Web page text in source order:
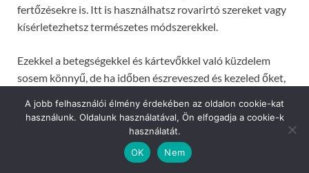
fertőzésekre is. Itt is használhatsz rovarirtó szereket vagy
kísérletezhetsz természetes módszerekkel.
Ezekkel a betegségekkel és kártevőkkel való küzdelem
sosem könnyű, de ha időben észreveszed és kezeled őket,
csodálatos virágaival!
A jobb felhasználói élmény érdekében az oldalon cookie-kat
használunk. Oldalunk használatával, Ön elfogadja a cookie-k
használatát.
OK
Nem